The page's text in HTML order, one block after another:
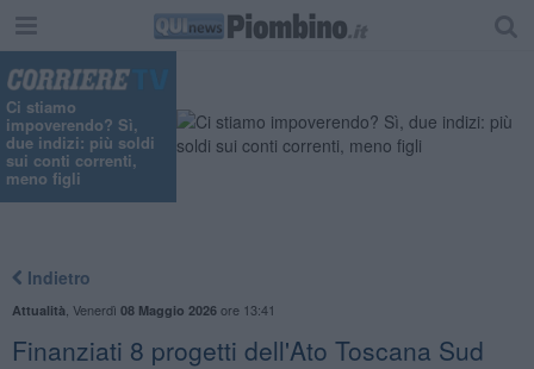
Ci stiamo
impoverendo? Sì,
due indizi: più soldi
sui conti correnti,
meno figli
Indietro
Attualità Venerdì 08 Maggio 2026ore 13:41
Finanziati 8 progetti dell'Ato Toscana Sud